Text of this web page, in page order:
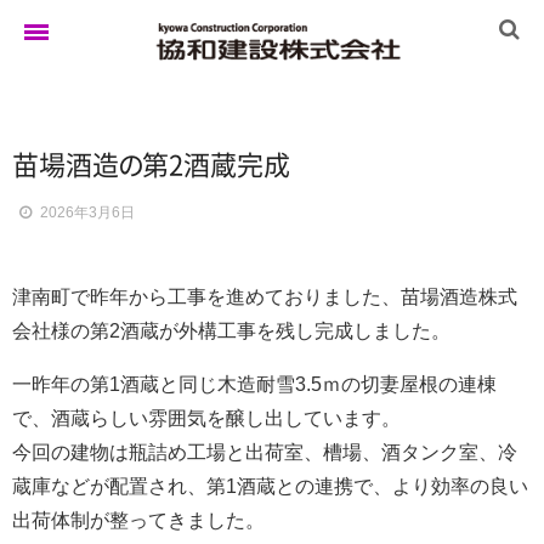
実例集
ブログ
イベント
苗場酒造の第2酒蔵完成
2026年3月6日
津南町で昨年から工事を進めておりました、苗場酒造株式
会社様の第2酒蔵が外構工事を残し完成しました。
一昨年の第1酒蔵と同じ木造耐雪3.5ｍの切妻屋根の連棟
で、酒蔵らしい雰囲気を醸し出しています。
今回の建物は瓶詰め工場と出荷室、槽場、酒タンク室、冷
蔵庫などが配置され、第1酒蔵との連携で、より効率の良い
出荷体制が整ってきました。